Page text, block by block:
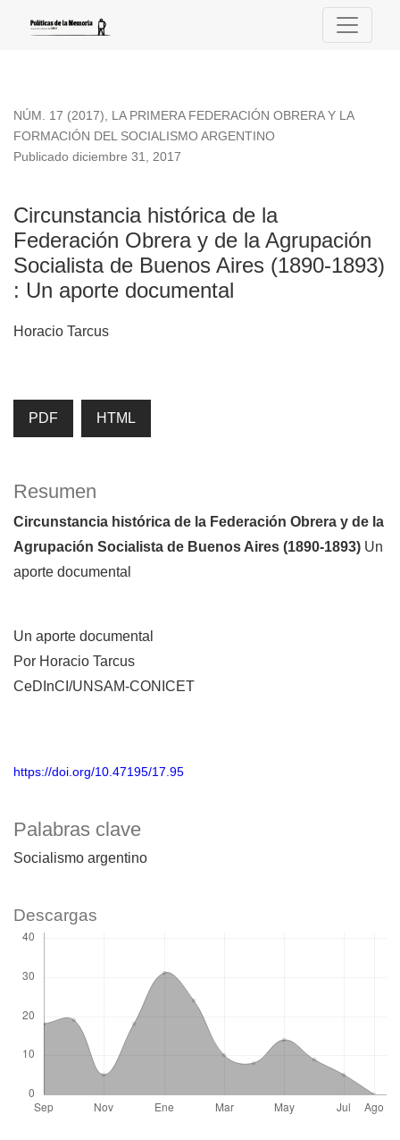
Circunstancia histórica de la Federación Obrera y de la
NÚM. 17 (2017), LA PRIMERA FEDERACIÓN OBRERA Y LA
FORMACIÓN DEL SOCIALISMO ARGENTINO
Circunstancia histórica de la
Federación Obrera y de la Agrupación
Socialista de Buenos Aires (1890-1893)
: Un aporte documental
Publicado diciembre 31, 2017
Horacio Tarcus
PDF HTML
Palabras clave
Socialismo argentino
Resumen
Circunstancia histórica de la Federación Obrera y de la
Agrupación Socialista de Buenos Aires (1890-1893) Un
aporte documental
Un aporte documental
Por Horacio Tarcus
CeDInCI/UNSAM-CONICET
https://doi.org/10.47195/17.95
Descargas